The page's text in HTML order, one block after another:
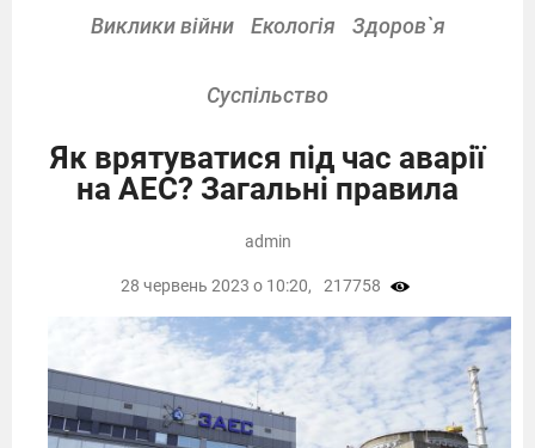
Виклики війни Екологія Здоров`я
Суспільство
Як врятуватися під час аварії
на АЕС? Загальні правила
admin
28 червень 2023 о 10:20, 217758